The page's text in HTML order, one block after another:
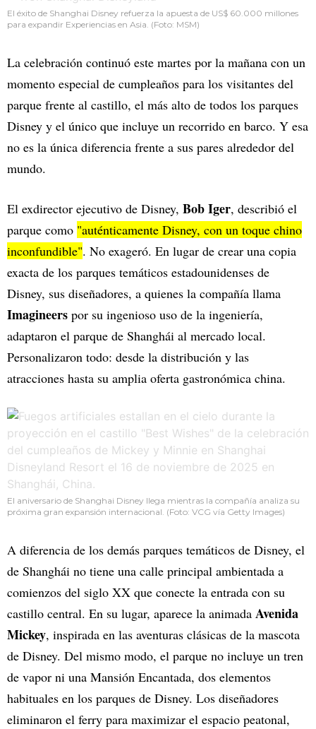
El éxito de Shanghai Disney refuerza la apuesta de US$ 60.000 millones
para expandir Experiencias en Asia. (Foto: MSM)
La celebración continuó este martes por la mañana con un
momento especial de cumpleaños para los visitantes del
parque frente al castillo, el más alto de todos los parques
Disney y el único que incluye un recorrido en barco. Y esa
no es la única diferencia frente a sus pares alrededor del
mundo.
El exdirector ejecutivo de Disney, Bob Iger, describió el
parque como "auténticamente Disney, con un toque chino
inconfundible". No exageró. En lugar de crear una copia
exacta de los parques temáticos estadounidenses de
Disney, sus diseñadores, a quienes la compañía llama
Imagineers por su ingenioso uso de la ingeniería,
adaptaron el parque de Shanghái al mercado local.
Personalizaron todo: desde la distribución y las
atracciones hasta su amplia oferta gastronómica china.
El aniversario de Shanghai Disney llega mientras la compañía analiza su
próxima gran expansión internacional. (Foto: VCG vía Getty Images)
A diferencia de los demás parques temáticos de Disney, el
de Shanghái no tiene una calle principal ambientada a
comienzos del siglo XX que conecte la entrada con su
castillo central. En su lugar, aparece la animada Avenida
Mickey, inspirada en las aventuras clásicas de la mascota
de Disney. Del mismo modo, el parque no incluye un tren
de vapor ni una Mansión Encantada, dos elementos
habituales en los parques de Disney. Los diseñadores
eliminaron el ferry para maximizar el espacio peatonal,